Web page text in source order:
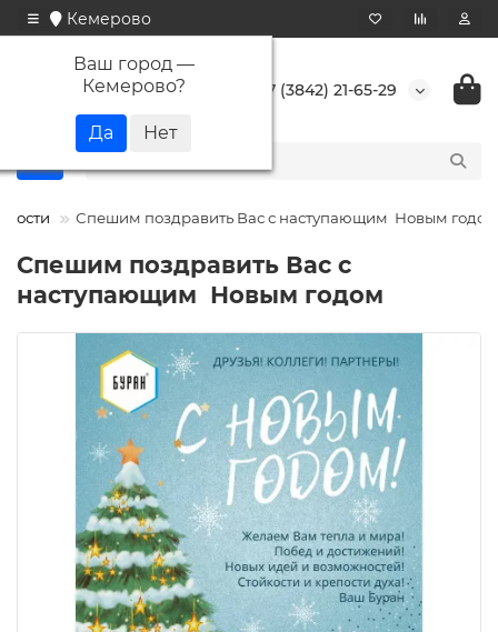
Кемерово
Ваш город —
Кемерово? +7 (3842) 21-65-29
Спешим поздравить Вас с наступающим Новым годом
Спешим поздравить Вас с
наступающим Новым годом